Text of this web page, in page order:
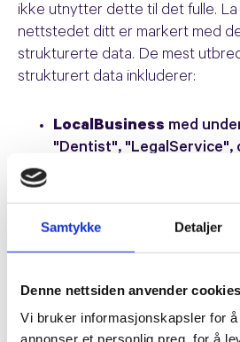
Samtykke Detaljer
Denne nettsiden anvender cookies
Vi bruker informasjonskapsler for
annonser et personlig preg, for å
ikke utnytter dette til det fulle.
nettstedet ditt er markert med
strukturerte data. De mest
strukturert data inkluderer:
LocalBusiness med
"Dentist", "LegalService",
deg som driver en
Article
med undertyper
innholdstyper som går i
Personbrukes for å
kontaktpersoner i